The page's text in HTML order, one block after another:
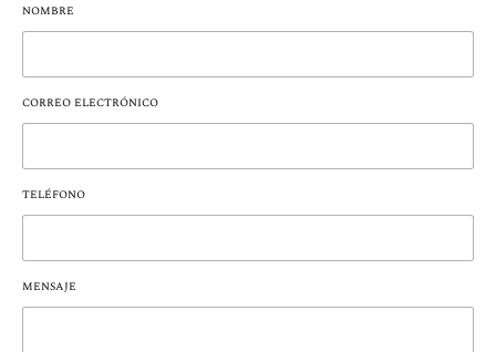
NOMBRE
CORREO ELECTRÓNICO
TELÉFONO
MENSAJE